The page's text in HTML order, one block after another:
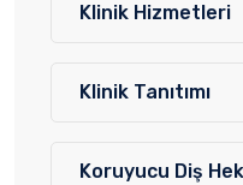
Klinik Hizmetleri
Klinik Tanıtımı
Koruyucu Diş